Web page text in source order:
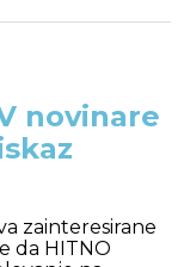
novinare
zainteresirane
da HITNO